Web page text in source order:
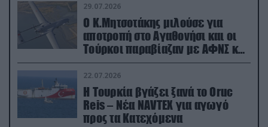
29.07.2026
Ο Κ.Μητσοτάκης μιλούσε για
αποτροπή στο Αγαθονήσι και οι
Τούρκοι παραβίαζαν με ΑΦΝΣ και
drone
22.07.2026
Η Τουρκία βγάζει ξανά το Oruc
Reis – Νέα NAVTEX για αγωγό
προς τα Κατεχόμενα